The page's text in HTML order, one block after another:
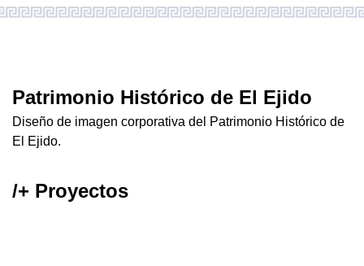
Patrimonio Histórico de El Ejido
Diseño de imagen corporativa del Patrimonio Histórico de
El Ejido.
/+ Proyectos